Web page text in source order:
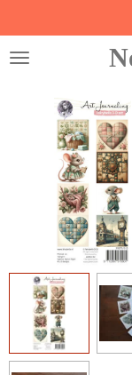
direct
naar
hoofdinhoud